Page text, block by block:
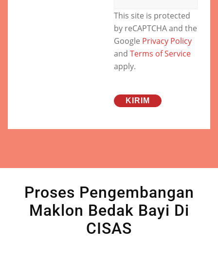
This site is protected
by reCAPTCHA and the
Google Privacy Policy
and Terms of Service
apply.
Proses Pengembangan
Maklon Bedak Bayi Di
CISAS